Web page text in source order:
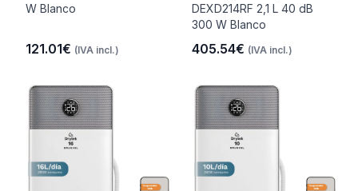
W Blanco
121.01€ (IVA incl.)
DEXD214RF 2,1 L 40 dB
300 W Blanco
405.54€ (IVA incl.)